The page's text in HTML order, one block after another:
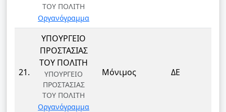
ΤΟΥ ΠΟΛΙΤΗ
Οργανόγραμμα
21.
ΥΠΟΥΡΓΕΙΟ
ΠΡΟΣΤΑΣΙΑΣ
ΤΟΥ ΠΟΛΙΤΗ
ΥΠΟΥΡΓΕΙΟ
ΠΡΟΣΤΑΣΙΑΣ
ΤΟΥ ΠΟΛΙΤΗ
Οργανόγραμμα
Μόνιμος ΔΕ